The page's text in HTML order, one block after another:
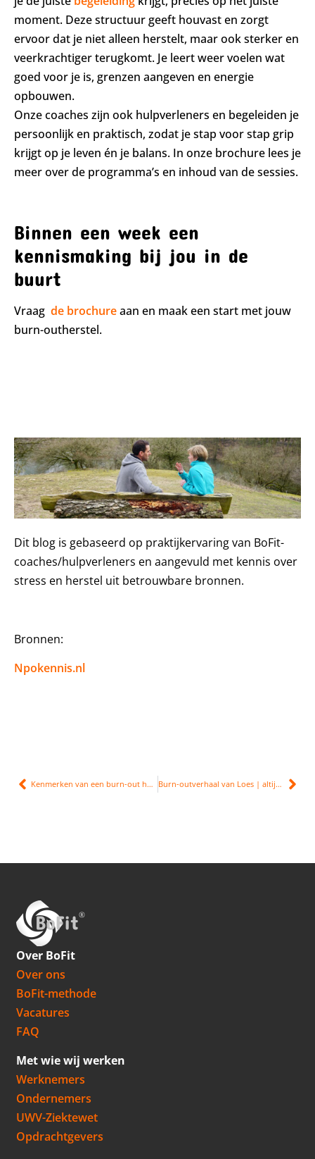
moment. Deze structuur geeft houvast en zorgt
ervoor dat je niet alleen herstelt, maar ook sterker en
veerkrachtiger terugkomt. Je leert weer voelen wat
goed voor je is, grenzen aangeven en energie
opbouwen.
Onze coaches zijn ook hulpverleners en begeleiden je
persoonlijk en praktisch, zodat je stap voor stap grip
krijgt op je leven én je balans. In onze brochure lees je
meer over de programma’s en inhoud van de sessies.
Binnen een week een
kennismaking bij jou in de
buurt
Vraag de brochureaan en maak een start met jouw
burn-outherstel.
Dit blog is gebaseerd op praktijkervaring van BoFit-
coaches/hulpverleners en aangevuld met kennis over
stress en herstel uit betrouwbare bronnen.
Bronnen:
Npokennis.nl
Kenmerken van een burn-out herkennen? Checklist & uitleg Burn-outverhaal van Loes | altijd maar doorgaan
Over BoFit
Over ons
BoFit-methode
Vacatures
FAQ
Met wie wij werken
Werknemers
Ondernemers
UWV-Ziektewet
Opdrachtgevers